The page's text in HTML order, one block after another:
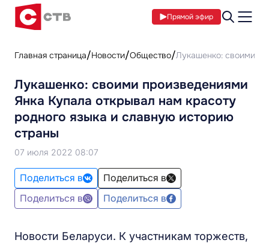
Прямой эфир
Главная страница Новости Общество Лукашенко: своими
Лукашенко: своими произведениями
Янка Купала открывал нам красоту
родного языка и славную историю
страны
07 июля 2022 08:07
Поделиться в
Поделиться в
Поделиться в
Поделиться в
Новости Беларуси. К участникам торжеств,